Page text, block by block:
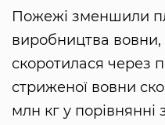
Пожежі зменшили
виробництва вовни,
скоротилася через
стриженої вовни
млн кг у порівнянні